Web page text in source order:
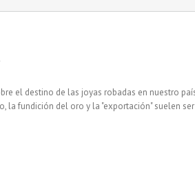
el destino de las joyas robadas en nuestro
la fundición del oro y la "exportación" suelen